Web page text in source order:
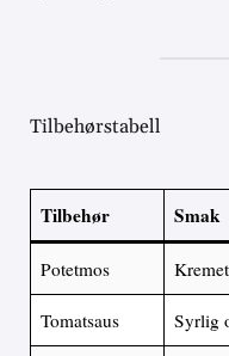
Tilbehørstabell
Tilbehør Smak
Potetmos
Tomatsaus Syrlig